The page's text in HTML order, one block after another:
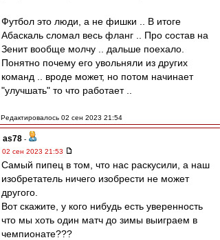
Футбол это люди, а не фишки .. В итоге
Абаскаль сломал весь фланг .. Про состав на
Зенит вообще молчу .. дальше поехало.
Понятно почему его увольняли из других
команд .. вроде может, но потом начинает
"улучшать" то что работает ..
Редактировалось 02 сен 2023 21:54
as78 -
02 сен 2023 21:53
Самый пипец в том, что нас раскусили, а наш
изобретатель ничего изобрести не может
другого.
Вот скажите, у кого нибудь есть уверенность
что мы хоть один матч до зимы выиграем в
чемпионате???